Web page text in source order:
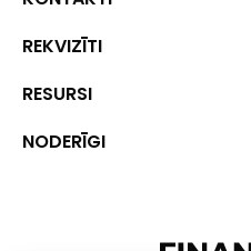
Biznesa centrs "VERDE" Roberta
1045
+371 287 18175
REKVIZĪTI
Reģ. Nr. 40008002175
Banka: SEB Banka
RESURSI
Dati
NODERĪGI